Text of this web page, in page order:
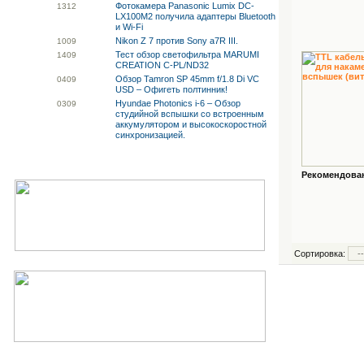
1312
Фотокамера Panasonic Lumix DC-
LX100M2 получила адаптеры Bluetooth
и Wi-Fi
1009 Nikon Z 7 против Sony a7R III.
1409
Тест обзор светофильтра MARUMI
CREATION C-PL/ND32
0409
Обзор Tamron SP 45mm f/1.8 Di VC
USD – Офигеть полтинник!
0309
Hyundae Photonics i-6 – Обзор
студийной вспышки со встроенным
аккумулятором и высокоскоростной
синхронизацией.
Сортировка: